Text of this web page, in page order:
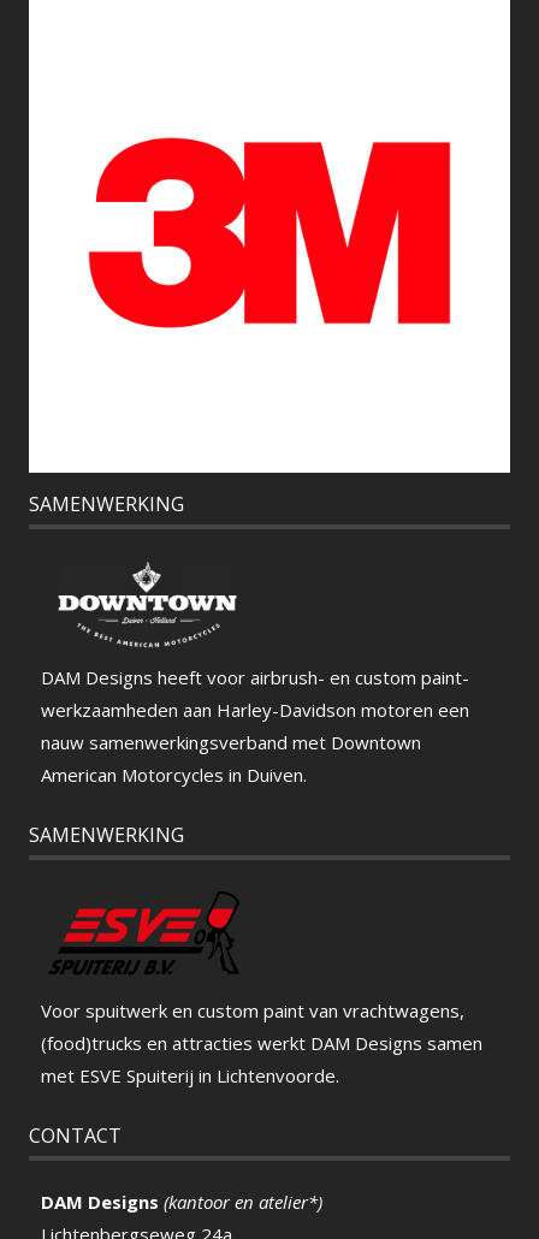
SAMENWERKING
DAM Designs heeft voor airbrush- en custom paint-
werkzaamheden aan Harley-Davidson motoren een
nauw samenwerkingsverband met Downtown
American Motorcycles in Duiven.
SAMENWERKING
Voor spuitwerk en custom paint van vrachtwagens,
(food)trucks en attracties werkt DAM Designs samen
met ESVE Spuiterij in Lichtenvoorde.
CONTACT
DAM Designs (kantoor en atelier*)
Lichtenbergseweg 24a